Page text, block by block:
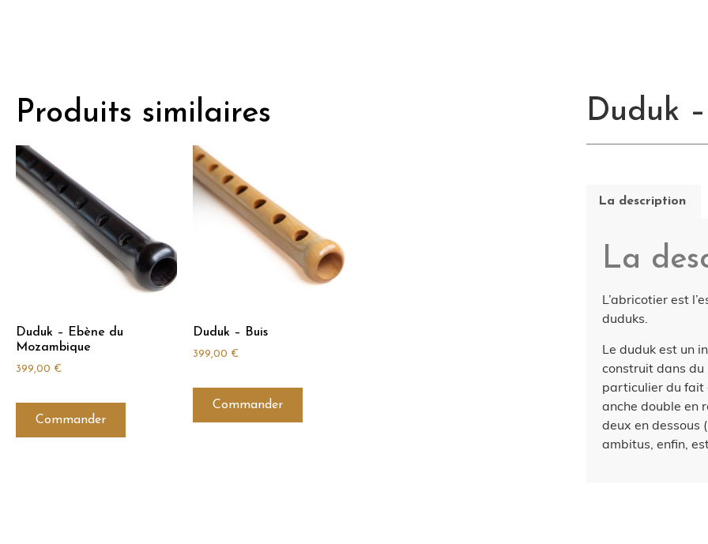
Produits similaires
Duduk – Ebène du
Mozambique
399,00 €
Commander
Duduk – Buis
399,00 €
Commander
Duduk
La description
La
L’abricotier est
duduks.
Le duduk est un
construit dans du
particulier du fait
anche double en
deux en dessous
ambitus, enfin,